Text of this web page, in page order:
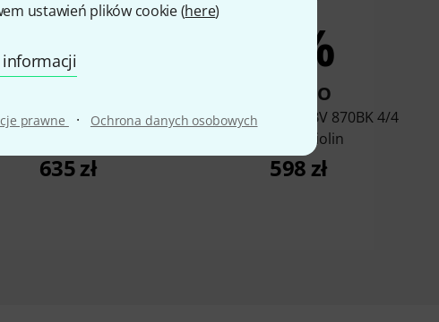
ustawień plików cookie (here)
prawne · Ochrona danych osobowych
13%
Benton HBV 990BEM
635 zł
7%
KUPIŁO
Harley Benton HBV 870BK 4/4
Electric Violin
598 zł